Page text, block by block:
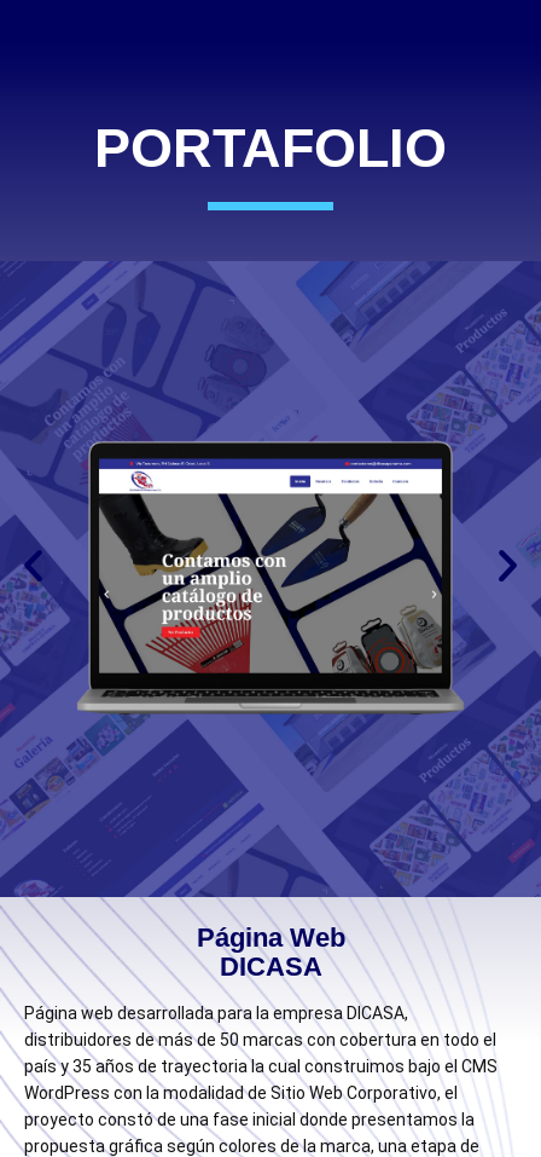
PORTAFOLIO
Página Web
DICASA
Página web desarrollada para la empresa DICASA,
distribuidores de más de 50 marcas con cobertura en todo el
país y 35 años de trayectoria la cual construimos bajo el CMS
WordPress con la modalidad de Sitio Web Corporativo, el
proyecto constó de una fase inicial donde presentamos la
propuesta gráfica según colores de la marca, una etapa de